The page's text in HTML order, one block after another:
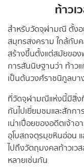
ท้าว
สำหรับวัดจุฬามณี ตั้งอ
สมุทรสงคราม ใกล้กับ
สร้างขึ้นตั้งแต่สมัยของ
การสันนิษฐานว่า ท้าว
เป็นต้นวงศ์ราชนิกูลบ
ที่วัดจุฬามณีแห่งนี้มีสิ่ง
กันไปเยี่ยมชมและสักก
เน่าเปื่อยของอดีตเจ้า
อุโบสถจตุรมุขหินอ่อน
ไปถึงวัตถุมงคลท้าวเ
หลายเช่นกัน